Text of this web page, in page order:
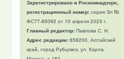
Зарегистрировано в Роскомнадзоре,
регистрационный номер:серия Эл №
ФС77-85092 от 10 апреля 2023 г.
Главный редактор:Павлова С. Н.
Адрес редакции:658200, Алтайский
край, город Рубцовск, ул. Карла